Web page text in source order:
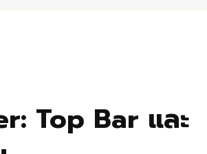
Top Bar และ